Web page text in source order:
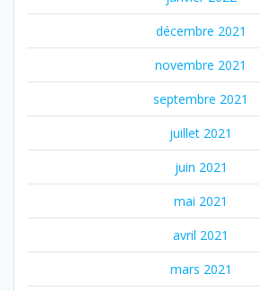
décembre 2021
novembre 2021
septembre 2021
juillet 2021
juin 2021
mai 2021
avril 2021
mars 2021